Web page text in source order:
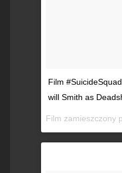
Film
will Smith as